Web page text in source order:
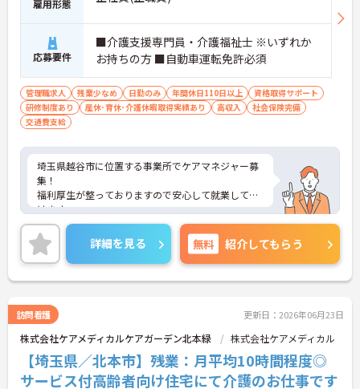
雇用形態
応募要件
■介護支援専門員・介護福祉士 ※いずれか
お持ちの方 ■自動車運転免許必須
管理職求人 残業少なめ 日勤のみ 年間休日110日以上
資格取得サポート
研修制度あり
産休･育休･介護休暇取得実績あり 高収入
社会保険完備
交通費支給
埼玉県越谷市に位置する事業所でケアマネジャー募
集！
福利厚生が整っておりますので安心して就業して頂
けます。
ご興味のある方はお気軽にお問い合わせ下さい。
詳細を見る 無料 紹介してもらう
訪問看護 更新日：2026年06月23日
株式会社ケアメディカルケアガーデン北本緑 株式会社ケアメディカル
【埼玉県／北本市】残業：月平均10時間程度◎
サービス付高齢者向け住宅にて介護のお仕事です